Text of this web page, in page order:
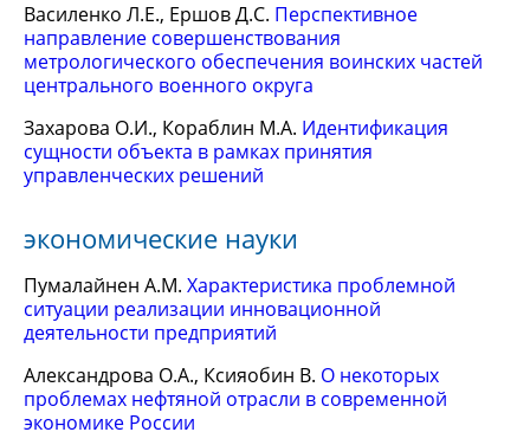
Василенко Л.Е., Ершов Д.С. Перспективное
направление совершенствования
метрологического обеспечения воинских частей
центрального военного округа
Захарова О.И., Кораблин М.А. Идентификация
сущности объекта в рамках принятия
управленческих решений
экономические науки
Пумалайнен А.М. Характеристика проблемной
ситуации реализации инновационной
деятельности предприятий
Александрова О.А., Ксияобин В. О некоторых
проблемах нефтяной отрасли в современной
экономике России